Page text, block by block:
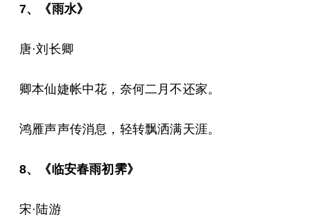
7、《雨水》
唐·刘长卿
卿本仙婕帐中花，奈何二月不还家。
鸿雁声声传消息，轻转飘洒满天涯。
8、《临安春雨初霁》
宋·陆游